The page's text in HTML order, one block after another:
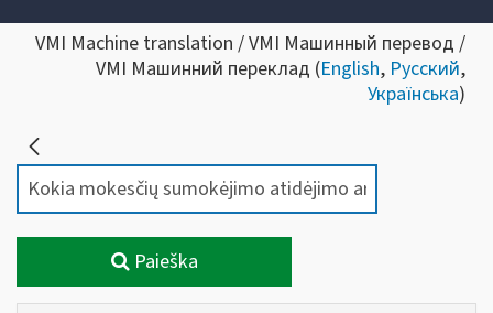
VMI Machine translation / VMI Машинный перевод /
VMI Машинний переклад (English, Русский,
Українська)
Paieška